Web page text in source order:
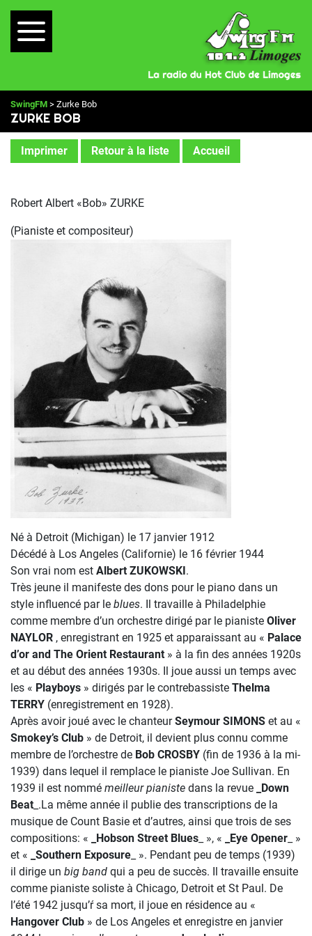
SwingFM > Zurke Bob
ZURKE BOB
Imprimer Retour à la liste Accueil
Robert Albert «Bob» ZURKE
(Pianiste et compositeur)
Né à Detroit (Michigan) le 17 janvier 1912
Décédé à Los Angeles (Californie) le 16 février 1944
Son vrai nom est Albert ZUKOWSKI.
Très jeune il manifeste des dons pour le piano dans un
style influencé par le blues. Il travaille à Philadelphie
comme membre d’un orchestre dirigé par le pianiste Oliver
NAYLOR , enregistrant en 1925 et apparaissant au « Palace
d’or and The Orient Restaurant » à la fin des années 1920s
et au début des années 1930s. Il joue aussi un temps avec
les « Playboys » dirigés par le contrebassiste Thelma
TERRY (enregistrement en 1928).
Après avoir joué avec le chanteurSeymour SIMONS et au «
Smokey’s Club » de Detroit, il devient plus connu comme
membre de l’orchestre de Bob CROSBY (fin de 1936 à la mi-
1939) dans lequel il remplace le pianiste Joe Sullivan. En
1939 il est nommé meilleur pianiste dans la revue
_Down
Beat _.La même année il publie des transcriptions de la
musique de Count Basie et d’autres, ainsi que trois de ses
compositions: «
_Hobson Street Blues _ », « _Eye Opener _ »
et «
_Southern Exposure _ ». Pendant peu de temps (1939)
il dirige un big band qui a peu de succès. Il travaille ensuite
comme pianiste soliste à Chicago, Detroit et St Paul. De
l’été 1942 jusqu’ŕ sa mort, il joue en résidence au «
Hangover Club » de Los Angeles et enregistre en janvier